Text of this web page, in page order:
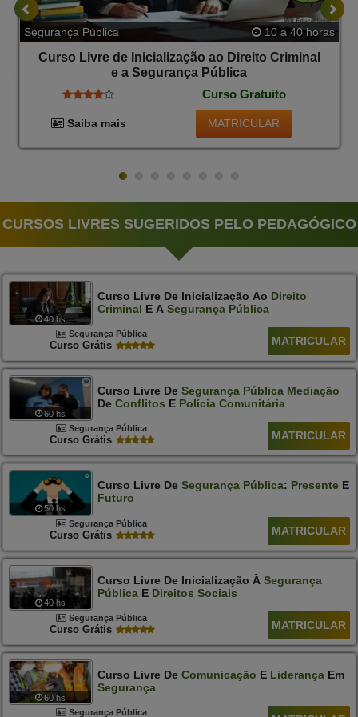
Segurança Pública 10 a 40 horas
Curso Livre de Inicialização ao Direito Criminal
e a Segurança Pública
Curso Gratuito
Saiba mais MATRICULAR
CURSOS LIVRES SUGERIDOS PELO PEDAGÓGICO
40 hs
Curso Livre De Inicialização Ao Direito
Criminal E A Segurança Pública
Segurança Pública
Curso Grátis MATRICULAR
60 hs
Curso Livre De Segurança Pública Mediação
De Conflitos E Polícia Comunitária
Segurança Pública
Curso Grátis MATRICULAR
50 hs
Curso Livre De Segurança Pública: PresenteE
Futuro
Segurança Pública
Curso Grátis MATRICULAR
40 hs
Curso Livre De Inicialização À Segurança
PúblicaE Direitos Sociais
Segurança Pública
Curso Grátis MATRICULAR
60 hs
Curso Livre De Comunicação E LiderançaEm
Segurança
Segurança Pública